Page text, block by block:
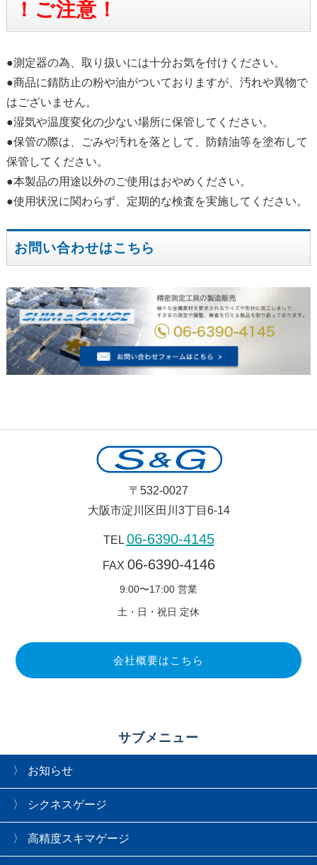
！ご注意！
●測定器の為、取り扱いには十分お気を付けください。
●商品に錆防止の粉や油がついておりますが、汚れや異物で
はございません。
●湿気や温度変化の少ない場所に保管してください。
●保管の際は、ごみや汚れを落として、防錆油等を塗布して
保管してください。
●本製品の用途以外のご使用はおやめください。
●使用状況に関わらず、定期的な検査を実施してください。
お問い合わせはこちら
〒532-0027
大阪市淀川区田川3丁目6-14
TEL 06-6390-4145
FAX 06-6390-4146
9:00〜17:00 営業
土・日・祝日 定休
会社概要はこちら
サブメニュー
お知らせ
シクネスゲージ
高精度スキマゲージ